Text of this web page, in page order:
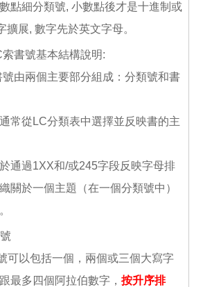
點細分類號, 小數點後才是十進制或
擴展, 數字先於英文字母。
索書號基本結構說明:
號由兩個主要部分組成：分類號和書
常從LC分類表中選擇並反映書的主
通過1XX和/或245字段反映字母排
關於一個主題（在一個分類號中）
可以包括一個，兩個或三個大寫字
最多四個阿拉伯數字， 按升序排